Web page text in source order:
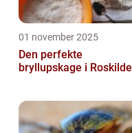
01 november 2025
Den perfekte
bryllupskage i Roskilde